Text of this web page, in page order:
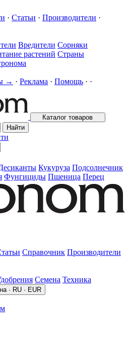
· Статьи · Производители ·
Вредители Сорняки
растений Страны
→ · Реклама · Помощь · ·
Каталог товаров
Найти
Кукуруза Подсолнечник
Фунгициды Пшеница Перец
Справочник Производители
Семена Техника
· RU · EUR